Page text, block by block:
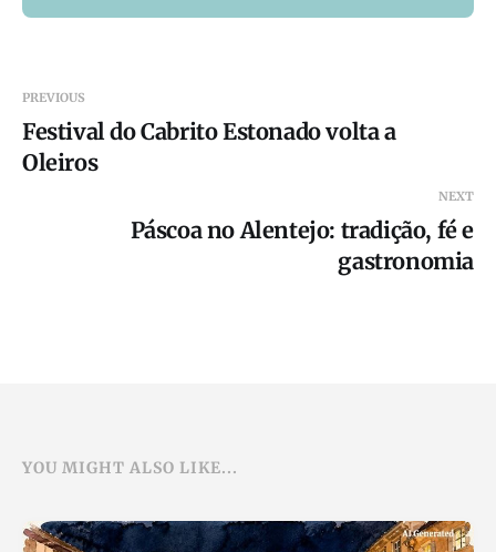
PREVIOUS
Festival do Cabrito Estonado volta a
Oleiros
NEXT
Páscoa no Alentejo: tradição, fé e
gastronomia
YOU MIGHT ALSO LIKE...